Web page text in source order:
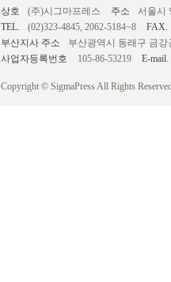
상호 (주)시그마프레스 주소
서울시
TEL.
(02)323-4845, 2062-5184~8
FAX.
부산지사 주소
부산광역시 동래구 금강
사업자등록번호
105-86-53219 E-mail.
Copyright © SigmaPress All Rights